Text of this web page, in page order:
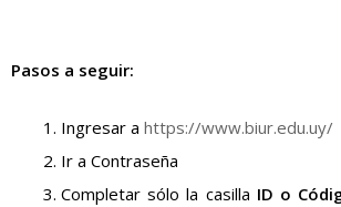
Pasos a seguir:
Ingresar a https://www.biur.edu.uy/
Ir a Contraseña
Completar sólo la casilla ID o